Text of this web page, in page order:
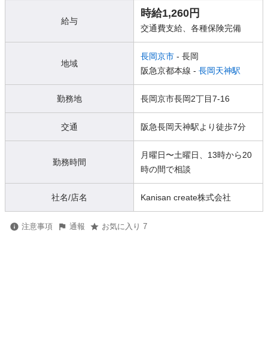
給与
時給1,260円
交通費支給、各種保険完備
地域
長岡京市 - 長岡
阪急京都本線 - 長岡天神駅
勤務地 長岡京市長岡2丁目7-16
交通 阪急長岡天神駅より徒歩7分
勤務時間
月曜日〜土曜日、13時から20
時の間で相談
社名/店名 Kanisan create株式会社
注意事項 通報 お気に入り 7